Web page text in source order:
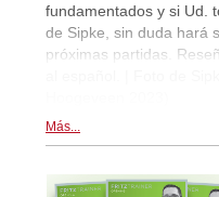
fundamentados y si Ud.
de Sipke, sin duda hará
próximas partidas.
Más...